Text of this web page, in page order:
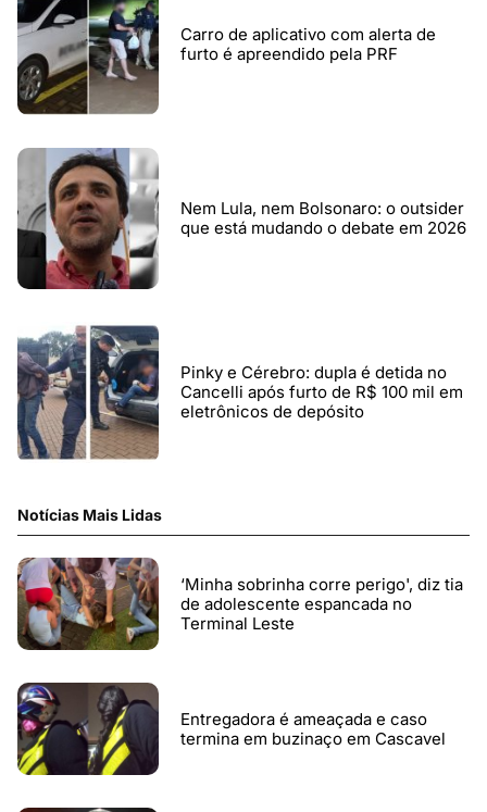
Carro de aplicativo com alerta de
furto é apreendido pela PRF
Nem Lula, nem Bolsonaro: o outsider
que está mudando o debate em 2026
Pinky e Cérebro: dupla é detida no
Cancelli após furto de R$ 100 mil em
eletrônicos de depósito
Notícias Mais Lidas
‘Minha sobrinha corre perigo', diz tia
de adolescente espancada no
Terminal Leste
Entregadora é ameaçada e caso
termina em buzinaço em Cascavel